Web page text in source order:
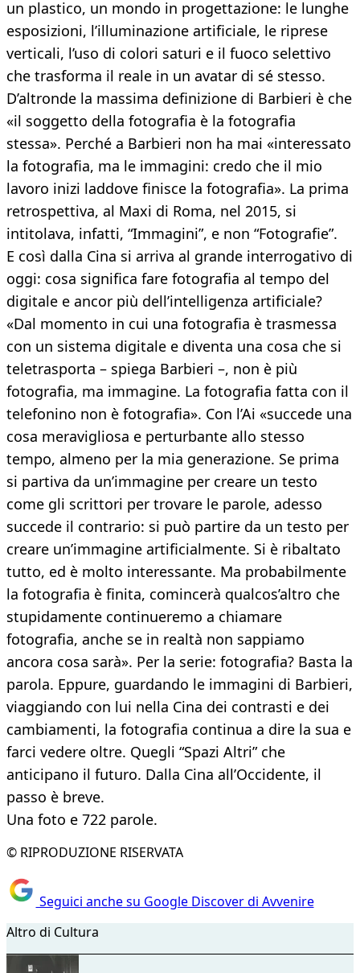
un plastico, un mondo in progettazione: le lunghe
esposizioni, l’illuminazione artificiale, le riprese
verticali, l’uso di colori saturi e il fuoco selettivo
che trasforma il reale in un avatar di sé stesso.
D’altronde la massima definizione di Barbieri è che
«il soggetto della fotografia è la fotografia
stessa». Perché a Barbieri non ha mai «interessato
la fotografia, ma le immagini: credo che il mio
lavoro inizi laddove finisce la fotografia». La prima
retrospettiva, al Maxi di Roma, nel 2015, si
intitolava, infatti, “Immagini”, e non “Fotografie”.
E così dalla Cina si arriva al grande interrogativo di
oggi: cosa significa fare fotografia al tempo del
digitale e ancor più dell’intelligenza artificiale?
«Dal momento in cui una fotografia è trasmessa
con un sistema digitale e diventa una cosa che si
teletrasporta – spiega Barbieri –, non è più
fotografia, ma immagine. La fotografia fatta con il
telefonino non è fotografia». Con l’Ai «succede una
cosa meravigliosa e perturbante allo stesso
tempo, almeno per la mia generazione. Se prima
si partiva da un’immagine per creare un testo
come gli scrittori per trovare le parole, adesso
succede il contrario: si può partire da un testo per
creare un’immagine artificialmente. Si è ribaltato
tutto, ed è molto interessante. Ma probabilmente
la fotografia è finita, comincerà qualcos’altro che
stupidamente continueremo a chiamare
fotografia, anche se in realtà non sappiamo
ancora cosa sarà». Per la serie: fotografia? Basta la
parola. Eppure, guardando le immagini di Barbieri,
viaggiando con lui nella Cina dei contrasti e dei
cambiamenti, la fotografia continua a dire la sua e
farci vedere oltre. Quegli “Spazi Altri” che
anticipano il futuro. Dalla Cina all’Occidente, il
passo è breve.
Una foto e 722 parole.
© RIPRODUZIONE RISERVATA
Seguici anche su Google Discover di Avvenire
Altro di Cultura